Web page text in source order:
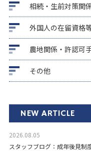
相続・生前対策関
外国人の在留資格
農地関係・許認可
その他
NEW ARTICLE
2026.08.05
スタッフブログ：成年後見制